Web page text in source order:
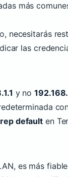
más
necesitarás
las
y no
default en
es más